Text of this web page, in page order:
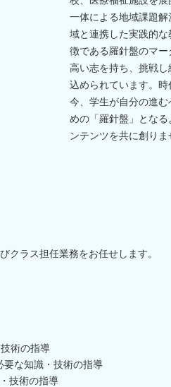
一体による地域課題
域と連携した実践的
徴である羅針盤のマ
高い志を持ち、挑戦
込められています。
今、学生が自分の進
めの「羅針盤」とな
ンテンツを共に創りま
クラス担任業務をお任せします。
術の指導
要な知識・技術の指導
技術の指導